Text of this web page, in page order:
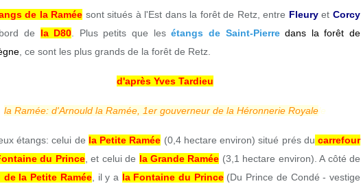
de la Ramée sont situés à l'Est dans la forêt de Retz, entre FleuryetCorcy
de la D80 . Plus petits que lesétangs de Saint-Pierre dans la forêt de
, ce sont les plus grands de la forêt de Retz.
d'après Yves Tardieu
la Ramée: d'Arnould la Ramée, 1er gouverneur de la Héronnerie Royalele
étangs: celui de la Petite Ramée (0,4 hectare environ) situé prés du carrefour
du Prince, et celui de la Grande Ramée (3,1 hectare environ). A côté de
de la Petite Ramée, il y a la Fontaine du Prince(Du Prince de Condé - vestige